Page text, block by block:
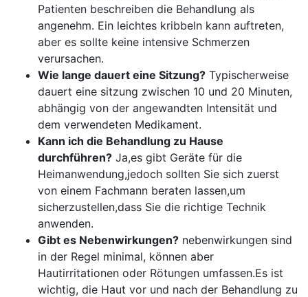
Patienten beschreiben die Behandlung als
angenehm. Ein leichtes kribbeln ⁢kann auftreten,
aber es ‍sollte⁣ keine intensive ⁣Schmerzen
verursachen.
Wie lange dauert eine Sitzung? Typischerweise
dauert eine sitzung zwischen ⁢10 und 20 Minuten,
abhängig von der angewandten⁣ Intensität und
dem verwendeten Medikament.
Kann ⁣ich ‍die Behandlung zu Hause
durchführen? Ja,es gibt Geräte für die
Heimanwendung,jedoch ‍sollten Sie sich zuerst
von einem Fachmann beraten lassen,um
sicherzustellen,dass Sie ‌die richtige Technik
anwenden.
Gibt es Nebenwirkungen? nebenwirkungen sind
in ‌der⁢ Regel minimal, ​können aber
Hautirritationen oder Rötungen umfassen.Es ‍ist
wichtig, die‍ Haut vor‍ und nach der Behandlung ‍zu‌